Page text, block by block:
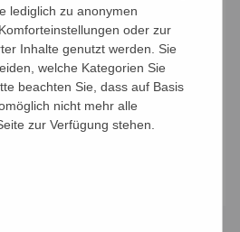
von 14.30 -
€ 10,- für
12,- für Gäste Ich freue
in die Gruppe ist
lediglich zu anonymen
oder zur
Inhalte genutzt werden. Sie
welche Kategorien Sie
beachten Sie, dass auf Basis
nicht mehr alle
zur Verfügung stehen.